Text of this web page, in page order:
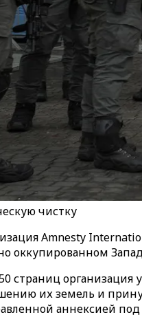
чистку
Amnesty
оккупированном
страниц организация
их земель и
аннексией